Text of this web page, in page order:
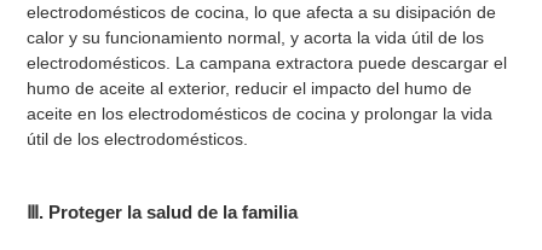
electrodomésticos de cocina, lo que afecta a su disipación de
calor y su funcionamiento normal, y acorta la vida útil de los
electrodomésticos. La campana extractora puede descargar el
humo de aceite al exterior, reducir el impacto del humo de
aceite en los electrodomésticos de cocina y prolongar la vida
útil de los electrodomésticos.
Ⅲ. Proteger la salud de la familia